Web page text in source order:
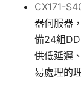
CX171-
器伺服器
備24組
供低延遲
易處理的